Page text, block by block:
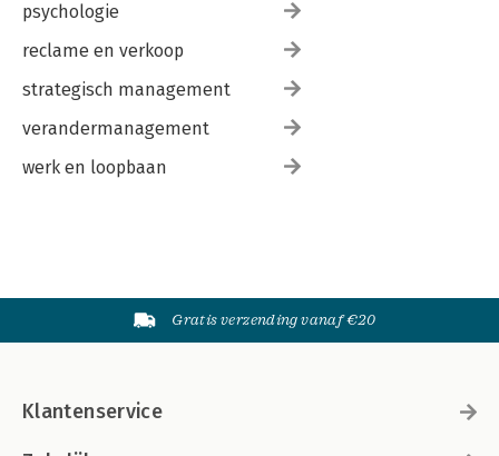
psychologie
reclame en verkoop
strategisch management
verandermanagement
werk en loopbaan
Gratis verzending vanaf €20
Klantenservice